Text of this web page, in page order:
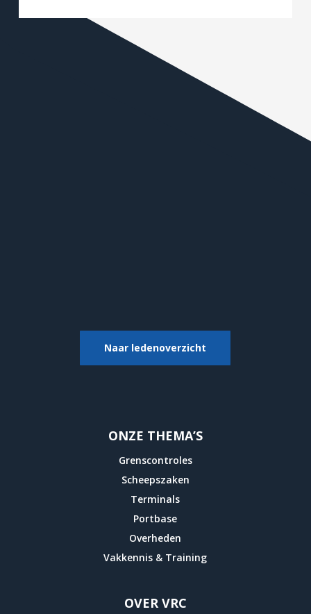
Naar ledenoverzicht
ONZE THEMA’S
Grenscontroles
Scheepszaken
Terminals
Portbase
Overheden
Vakkennis & Training
OVER VRC